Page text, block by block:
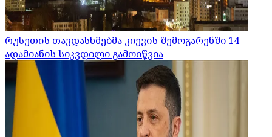
რუსეთის თავდასხმებმა კიევის შემოგარენში 14
ადამიანის სიკვდილი გამოიწვია